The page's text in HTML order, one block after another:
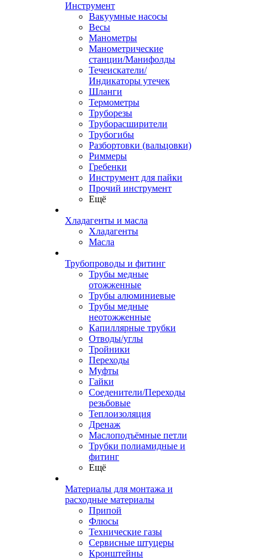
Инструмент
Вакуумные насосы
Весы
Манометры
Манометрические
станции/Манифолды
Течеискатели/
Индикаторы утечек
Шланги
Термометры
Труборезы
Труборасширители
Трубогибы
Разбортовки (вальцовки)
Риммеры
Гребенки
Инструмент для пайки
Прочий инструмент
Ещё
Хладагенты и масла
Хладагенты
Масла
Трубопроводы и фитинг
Трубы медные
отожженные
Трубы алюминиевые
Трубы медные
неотожженные
Капиллярные трубки
Отводы/углы
Тройники
Переходы
Муфты
Гайки
Соеденители/Переходы
резьбовые
Теплоизоляция
Дренаж
Маслоподъёмные петли
Трубки полиамидные и
фитинг
Ещё
Материалы для монтажа и
расходные материалы
Припой
Флюсы
Технические газы
Сервисные штуцеры
Кронштейны